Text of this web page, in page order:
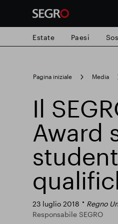
search
for
Ricerca popolare
Responsabile
Parco intelligente
Estate Paesi
Pagina iniziale Media
Il
Award
23 luglio 2018
Regno
Responsabile SEGRO